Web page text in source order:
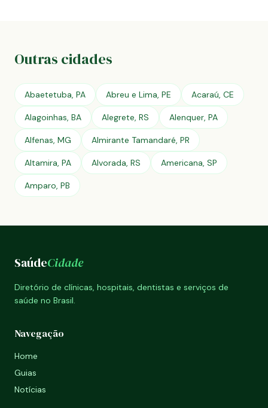
Outras cidades
Abaetetuba, PA Abreu e Lima, PE Acaraú, CE
Alagoinhas, BA Alegrete, RS Alenquer, PA
Alfenas, MG Almirante Tamandaré, PR
Altamira, PA Alvorada, RS Americana, SP
Amparo, PB
SaúdeCidade
Diretório de clínicas, hospitais, dentistas e serviços de
saúde no Brasil.
Navegação
Home
Guias
Notícias